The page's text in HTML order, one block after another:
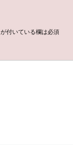
が付いている欄は必須